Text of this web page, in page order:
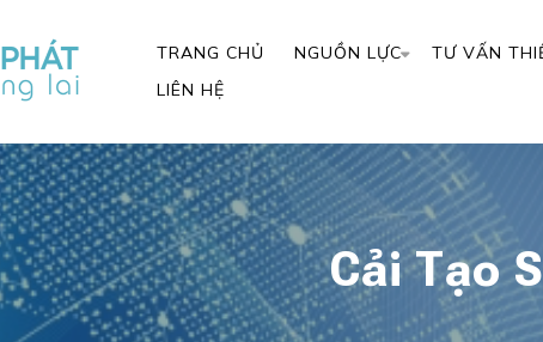
TRANG CHỦ NGUỒN LỰC TƯ VẤN
LIÊN HỆ
Cải Tạo